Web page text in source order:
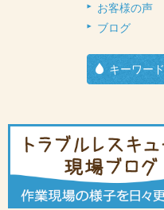
お客様の声
ブログ
キーワード